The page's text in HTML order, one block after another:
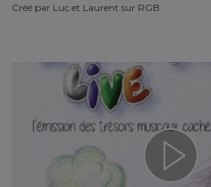
Créé par Luc et Laurent sur RGB